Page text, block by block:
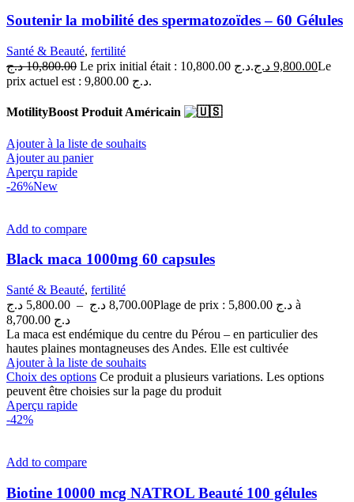
Soutenir la mobilité des spermatozoïdes – 60 Gélules
Santé & Beauté, fertilité
10,800.00 د.ج Le prix initial était : 10,800.00 د.ج. 9,800.00 د.ج
Le
prix actuel est : 9,800.00 د.ج.
MotilityBoost Produit Américain
Ajouter à la liste de souhaits
Ajouter au panier
Aperçu rapide
-26%New
Add to compare
Black maca 1000mg 60 capsules
Santé & Beauté, fertilité
5,800.00 د.ج – 8,700.00 د.ج
Plage de prix : 5,800.00 د.ج à
8,700.00 د.ج
La maca est endémique du centre du Pérou – en particulier des
hautes plaines montagneuses des Andes. Elle est cultivée
Ajouter à la liste de souhaits
Choix des options Ce produit a plusieurs variations. Les options
peuvent être choisies sur la page du produit
Aperçu rapide
-42%
Add to compare
Biotine 10000 mcg NATROL Beauté 100 gélules